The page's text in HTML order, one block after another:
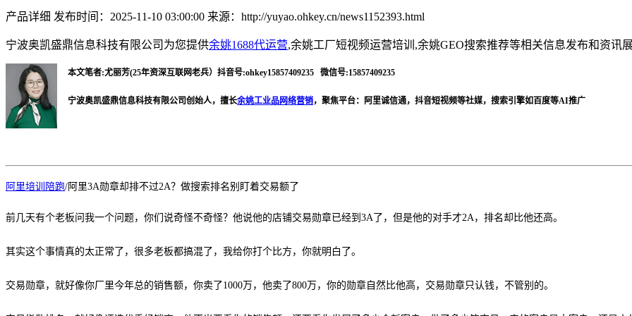
产品详细 发布时间：2025-11-10 03:00:00 来源：http://yuyao.ohkey.cn/news1152393.html
宁波奥凯盛鼎信息科技有限公司为您提供余姚1688代运营,余姚工厂短视频运营培训,余姚GEO搜索推荐等相关信息发布和资讯
本文笔者:尤丽芳(25年资深互联网老兵）抖音号:ohkey15857409235 微信号:15857409235
宁波奥凯盛鼎信息科技有限公司创始人，擅长余姚工业品网络营销，聚焦平台：阿里诚信通，抖音短视频等社媒，搜索引擎如百度等AI推广
阿里培训陪跑/阿里3A勋章却排不过2A？做搜索排名别盯着交易额了
前几天有个老板问我一个问题，你们说奇怪不奇怪？他说他的店铺交易勋章已经到 3A了，但是他的对手才2A，排名却比他还高。
其实这个事情真的太正常了，很多老板都搞混了，我给你打个比方，你就明白了。
交易勋章，就好像你厂里今年总的销售额，你卖了1000万，他卖了800万，你的勋章自然比他高，交易勋章只认钱，不管别的。